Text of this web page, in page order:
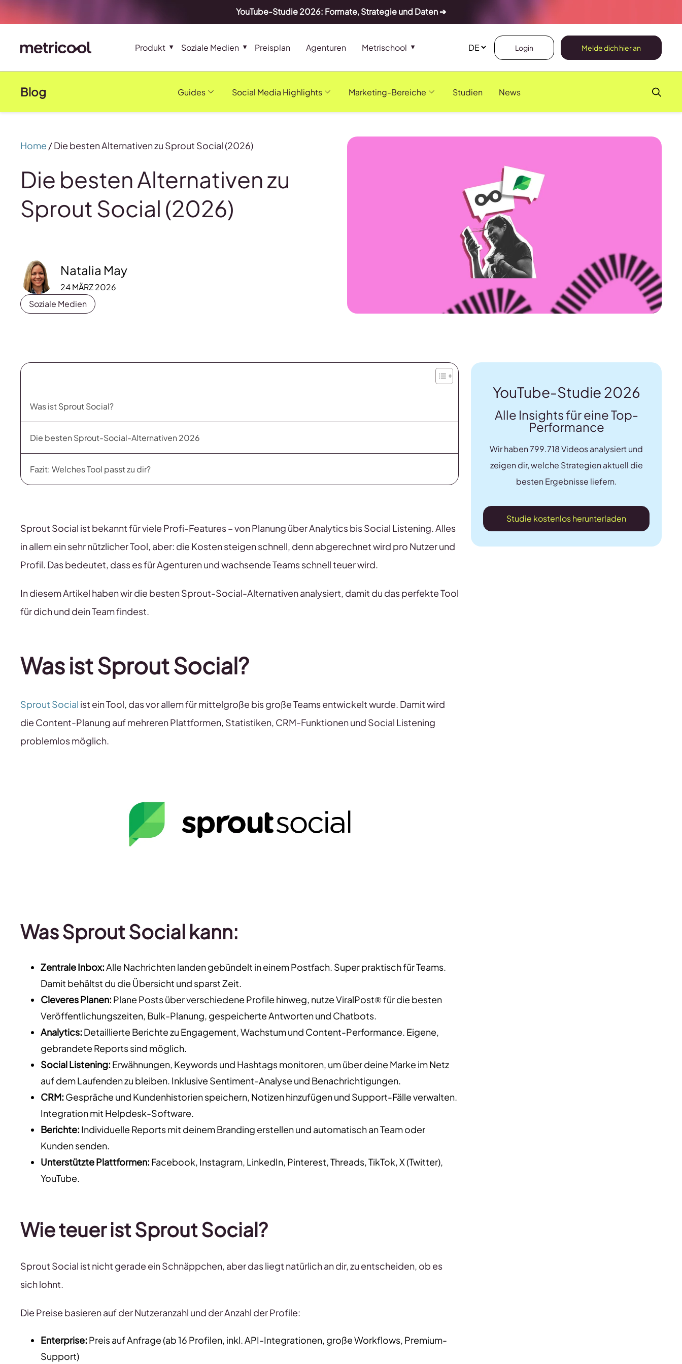
YouTube-Studie 2026: Formate, Strategie und Daten ➔
Produkt Soziale Medien Preisplan Agenturen Metrischool Login Melde dich hier an
Blog Guides Social Media Highlights Marketing-Bereiche Studien News
Home /Die besten Alternativen zu Sprout Social (2026)
Die besten Alternativen zu
Sprout Social (2026)
Natalia May
24 MÄRZ 2026
Soziale Medien
Was ist Sprout Social?
Die besten Sprout-Social-Alternativen 2026
Fazit: Welches Tool passt zu dir?
Sprout Social ist bekannt für viele Profi-Features – von Planung über Analytics bis Social Listening. Alles
in allem ein sehr nützlicher Tool, aber: die Kosten steigen schnell, denn abgerechnet wird pro Nutzer und
Profil. Das bedeutet, dass es für Agenturen und wachsende Teams schnell teuer wird.
In diesem Artikel haben wir die besten Sprout-Social-Alternativen analysiert, damit du das perfekte Tool
für dich und dein Team findest.
Was ist Sprout Social?
Sprout Social ist ein Tool, das vor allem für mittelgroße bis große Teams entwickelt wurde. Damit wird
die Content-Planung auf mehreren Plattformen, Statistiken, CRM-Funktionen und Social Listening
problemlos möglich.
Was Sprout Social kann:
Zentrale Inbox:Alle Nachrichten landen gebündelt in einem Postfach. Super praktisch für Teams.
Damit behältst du die Übersicht und sparst Zeit.
Cleveres Planen: Plane Posts über verschiedene Profile hinweg, nutze ViralPost® für die besten
Veröffentlichungszeiten, Bulk-Planung, gespeicherte Antworten und Chatbots.
Analytics: Detaillierte Berichte zu Engagement, Wachstum und Content-Performance. Eigene,
gebrandete Reports sind möglich.
Social Listening: Erwähnungen, Keywords und Hashtags monitoren, um über deine Marke im Netz
auf dem Laufenden zu bleiben. Inklusive Sentiment-Analyse und Benachrichtigungen.
CRM: Gespräche und Kundenhistorien speichern, Notizen hinzufügen und Support-Fälle verwalten.
Integration mit Helpdesk-Software.
Berichte: Individuelle Reports mit deinem Branding erstellen und automatisch an Team oder
Kunden senden.
Unterstützte Plattformen: Facebook, Instagram, LinkedIn, Pinterest, Threads, TikTok, X (Twitter),
YouTube.
Wie teuer ist Sprout Social?
Sprout Social ist nicht gerade ein Schnäppchen, aber das liegt natürlich an dir, zu entscheiden, ob es
sich lohnt.
Die Preise basieren auf der Nutzeranzahl und der Anzahl der Profile:
Enterprise: Preis auf Anfrage (ab 16 Profilen, inkl. API-Integrationen, große Workflows, Premium-
Support)
YouTube-Studie 2026
Alle Insights für eine Top-
Performance
Wir haben 799.718 Videos analysiert und
zeigen dir, welche Strategien aktuell die
besten Ergebnisse liefern.
Studie kostenlos herunterladen